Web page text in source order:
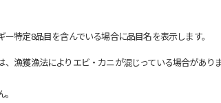
特定8品目を含んでいる場合に品目名を表示します。
獲漁法によりエビ・カニが混じっている場合があり